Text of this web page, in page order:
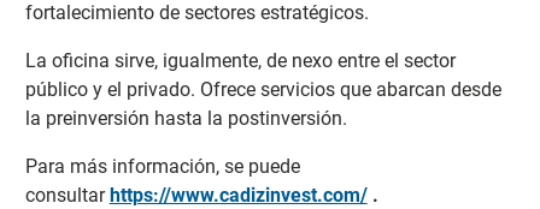
fortalecimiento de sectores estratégicos.
La oficina sirve, igualmente, de nexo entre el sector
público y el privado. Ofrece servicios que abarcan desde
la preinversión hasta la postinversión.
Para más información, se puede
consultarhttps://www.cadizinvest.com/.